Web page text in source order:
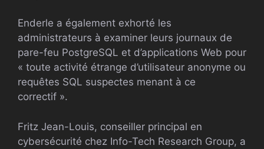
Enderle a également exhorté les
administrateurs à examiner leurs journaux de
pare-feu PostgreSQL et d’applications Web pour
« toute activité étrange d’utilisateur anonyme ou
requêtes SQL suspectes menant à ce
correctif ».
Fritz Jean-Louis, conseiller principal en
cybersécurité chez Info-Tech Research Group, a